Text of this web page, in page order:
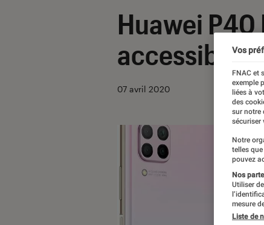
Huawei P40
accessible
07 avril 2020
Vos
FNAC et
exemple
liées à
des
sur notre
sécuriser
Notre
telles
pouvez
Nos
Utiliser
mesure
Liste de